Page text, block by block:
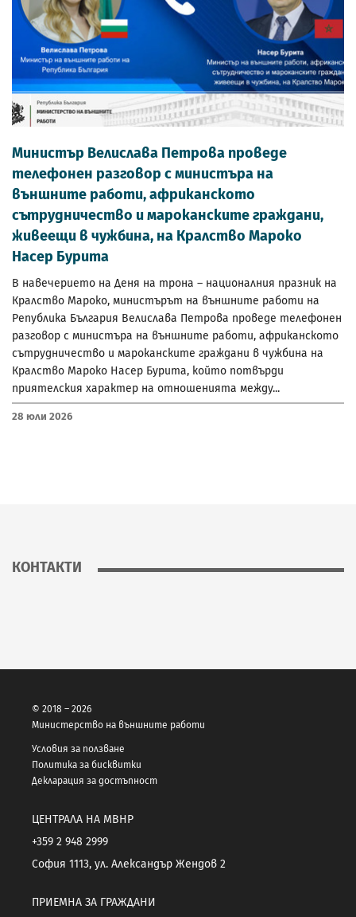
Министър Велислава Петрова проведе
телефонен разговор с министъра на
външните работи, африканското
сътрудничество и мароканските граждани,
живеещи в чужбина, на Кралство Мароко
Насер Бурита
В навечерието на Деня на трона – националния празник на
Кралство Мароко, министърът на външните работи на
Република България Велислава Петрова проведе телефонен
разговор с министъра на външните работи, африканското
сътрудничество и мароканските граждани в чужбина на
Кралство Мароко Насер Бурита, който потвърди
приятелския характер на отношенията между...
28 Юли 2026
КОНТАКТИ
© 2018 – 2026
Министерство на външните работи
Условия за ползване
Политика за бисквитки
Декларация за достъпност
ЦЕНТРАЛА НА МВНР
+359 2 948 2999
София 1113, ул. Александър Жендов 2
ПРИЕМНА ЗА ГРАЖДАНИ